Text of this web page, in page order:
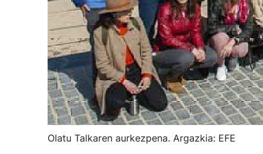
Olatu Talkaren aurkezpena. Argazkia: EFE